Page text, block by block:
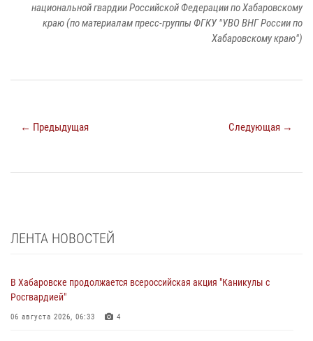
национальной гвардии Российской Федерации по Хабаровскому
краю (по материалам пресс-группы ФГКУ "УВО ВНГ России по
Хабаровскому краю")
← Предыдущая Следующая →
ЛЕНТА НОВОСТЕЙ
В Хабаровске продолжается всероссийская акция "Каникулы с
Росгвардией"
06 августа 2026, 06:33 4